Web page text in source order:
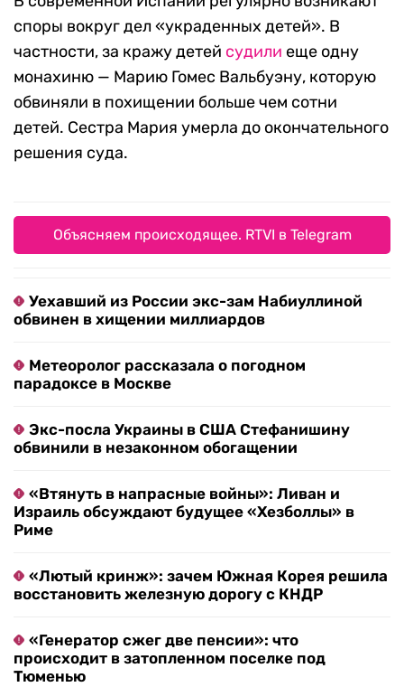
споры вокруг дел «украденных детей». В
частности, за кражу детей судили еще одну
монахиню — Марию Гомес Вальбуэну, которую
обвиняли в похищении больше чем сотни
детей. Сестра Мария умерла до окончательного
решения суда.
Объясняем происходящее. RTVI в Telegram
Уехавший из России экс-зам Набиуллиной
обвинен в хищении миллиардов
Метеоролог рассказала о погодном
парадоксе в Москве
Экс-посла Украины в США Стефанишину
обвинили в незаконном обогащении
«Втянуть в напрасные войны»: Ливан и
Израиль обсуждают будущее «Хезболлы» в
Риме
«Лютый кринж»: зачем Южная Корея решила
восстановить железную дорогу с КНДР
«Генератор сжег две пенсии»: что
происходит в затопленном поселке под
Тюменью